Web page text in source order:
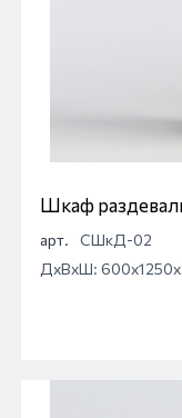
Шкаф
секционный
арт.
СШкД-02
ДхВхШ: